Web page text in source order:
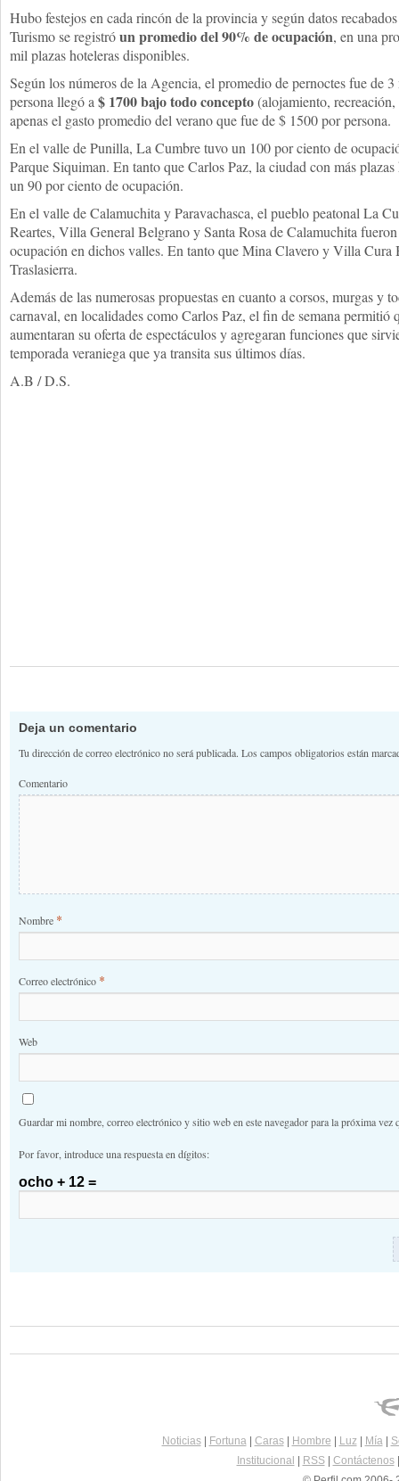
Hubo festejos en cada rincón de la provincia y según datos
Turismo se registróun promedio del 90% de ocupación, en una
mil plazas hoteleras disponibles.
Según los números de la Agencia, el promedio de pernoctes fue de
persona llegó a $ 1700 bajo todo concepto(alojamiento,
apenas el gasto promedio del verano que fue de $ 1500 por persona.
En el valle de Punilla, La Cumbre tuvo un 100 por ciento de
Parque Siquiman. En tanto que Carlos Paz, la ciudad con más
un 90 por ciento de ocupación.
En el valle de Calamuchita y Paravachasca, el pueblo peatonal La
Reartes, Villa General Belgrano y Santa Rosa de Calamuchita
ocupación en dichos valles. En tanto que Mina Clavero y Villa Cura
Traslasierra.
Además de las numerosas propuestas en cuanto a corsos, murgas y
carnaval, en localidades como Carlos Paz, el fin de semana permitió
aumentaran su oferta de espectáculos y agregaran funciones que
temporada veraniega que ya transita sus últimos días.
A.B / D.S.
Deja un comentario
Tu dirección de correo electrónico no será publicada. Los campos obligatorios están
Comentario
Nombre *
Correo electrónico *
Web
Guardar mi nombre, correo electrónico y sitio web en este navegador para la próxima vez
Por favor, introduce una respuesta en dígitos:
ocho + 12 =
Noticias| Fortuna| Caras| Hombre Luz| Mía|
Institucional
RSS| Contáctenos